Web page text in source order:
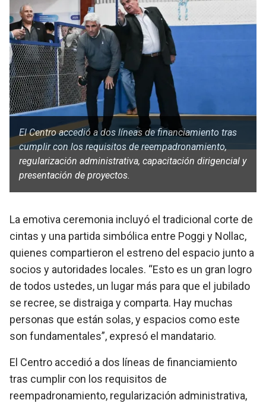
El Centro accedió a dos líneas de financiamiento tras
cumplir con los requisitos de reempadronamiento,
regularización administrativa, capacitación dirigencial y
presentación de proyectos.
La emotiva ceremonia incluyó el tradicional corte de
cintas y una partida simbólica entre Poggi y Nollac,
quienes compartieron el estreno del espacio junto a
socios y autoridades locales. “Esto es un gran logro
de todos ustedes, un lugar más para que el jubilado
se recree, se distraiga y comparta. Hay muchas
personas que están solas, y espacios como este
son fundamentales”, expresó el mandatario.
El Centro accedió a dos líneas de financiamiento
tras cumplir con los requisitos de
reempadronamiento, regularización administrativa,